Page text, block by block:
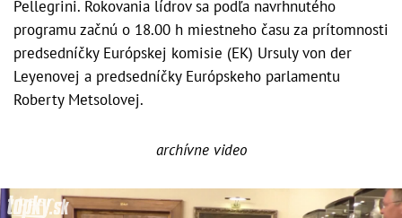
Pellegrini. Rokovania lídrov sa podľa navrhnutého
programu začnú o 18.00 h miestneho času za prítomnosti
predsedníčky Európskej komisie (EK) Ursuly von der
Leyenovej a predsedníčky Európskeho parlamentu
Roberty Metsolovej.
archívne video